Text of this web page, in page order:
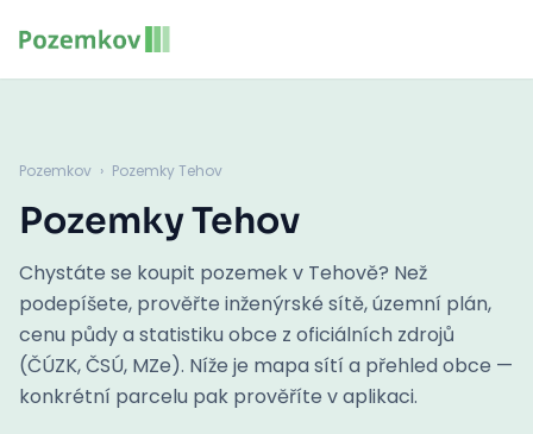
Pozemkov › Pozemky Tehov
Pozemky Tehov
Chystáte se koupit pozemek v Tehově? Než
podepíšete, prověřte inženýrské sítě, územní plán,
cenu půdy a statistiku obce z oficiálních zdrojů
(ČÚZK, ČSÚ, MZe). Níže je mapa sítí a přehled obce —
konkrétní parcelu pak prověříte v aplikaci.